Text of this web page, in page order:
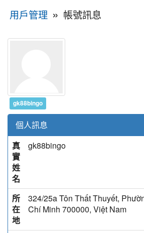
用戶管理 » 帳號訊息
gk88bingo
個人訊息
真
實
姓
名
gk88bingo
所
在
地
324/25a Tôn Thất Thuyết,
Chí Minh 700000, Việt Nam